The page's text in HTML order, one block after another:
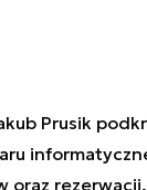
Prusik